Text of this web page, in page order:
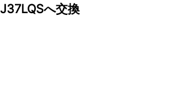
J37LQSへ交換